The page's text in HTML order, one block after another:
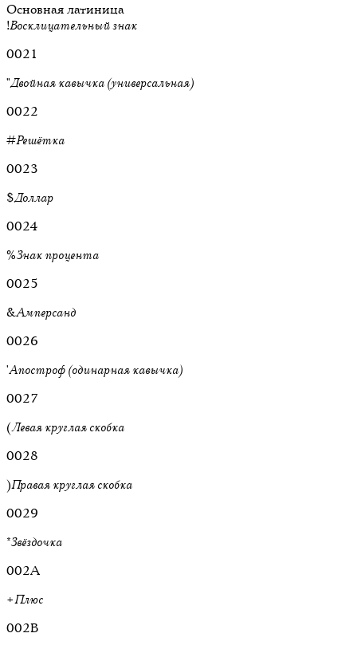
Основная латиница
!Восклицательный знак
0021
"Двойная кавычка (универсальная)
0022
#Решётка
0023
$Доллар
0024
%Знак процента
0025
&Амперсанд
0026
'Апостроф (одинарная кавычка)
0027
(Левая круглая скобка
0028
)Правая круглая скобка
0029
*Звёздочка
002A
+Плюс
002B